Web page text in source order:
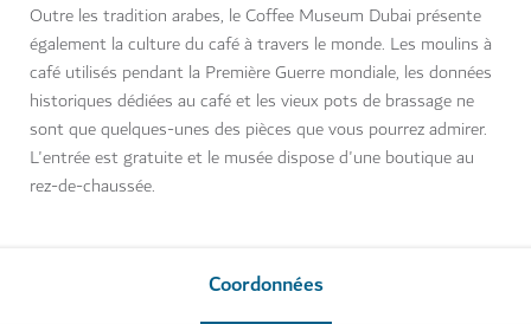
Outre les tradition arabes, le Coffee Museum Dubai présente
également la culture du café à travers le monde. Les moulins à
café utilisés pendant la Première Guerre mondiale, les données
historiques dédiées au café et les vieux pots de brassage ne
sont que quelques-unes des pièces que vous pourrez admirer.
L'entrée est gratuite et le musée dispose d'une boutique au
rez-de-chaussée.
Coordonnées